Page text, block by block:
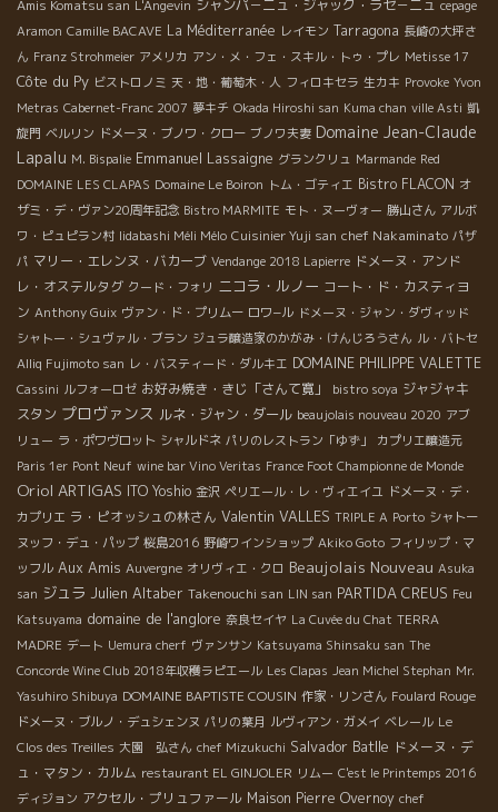
Amis Komatsu san L'Angevin シャンパ－ニュ・ジャック・ラセ－ニュ cepage
Aramon Camille BACAVE La Méditerranée レイモン Tarragona 長崎の大坪さ
ん Franz Strohmeier アメリカ アン・メ・フェ・スキル・トゥ・プレ Metisse 17
Côte du Py ビストロノミ 天・地・葡萄木・人 フィロキセラ 生カキ Provoke Yvon
Metras Cabernet-Franc 2007 夢キチ Okada Hiroshi san Kuma chan ville Asti 凱
旋門 ベルリン ドメーヌ・ブノワ・クロー ブノワ夫妻 Domaine Jean-Claude
Lapalu M. Bispalie Emmanuel Lassaigne グランクリュ Marmande Red
DOMAINE LES CLAPAS Domaine Le Boiron トム・ゴティエ Bistro FLACON オ
ザミ・デ・ヴァン20周年記念 Bistro MARMITE モト・ヌーヴォー 勝山さん アルボ
ワ・ピュピラン村 Iidabashi Méli Mélo Cuisinier Yuji san chef Nakaminato パザ
パ マリー・エレンヌ・バカーブ Vendange 2018 Lapierre ドメーヌ・アンド
レ・オステルタグ クード・フォリ ニコラ・ルノー コート・ド・カスティヨ
ン Anthony Guix ヴァン・ド・プリムー ロワ−ル ドメーヌ・ジャン・ダヴィッド
シャトー・シュヴァル・ブラン ジュラ醸造家のかがみ・けんじろうさん ル・バトセ
Alliq Fujimoto san レ・バスティード・ダルキエ DOMAINE PHILIPPE VALETTE
Cassini ルフォーロゼ お好み焼き・きじ「さんて寛」 bistro soya ジャジャキ
スタン プロヴァンス ルネ・ジャン・ダール beaujolais nouveau 2020 アブ
リュー ラ・ポワヴロット シャルドネ パリのレストラン「ゆず」
カプリエ醸造元
Paris 1er Pont Neuf wine bar Vino Veritas France Foot Championne de Monde
Oriol ARTIGAS ITO Yoshio 金沢 ペリエール・レ・ヴィエイユ ドメーヌ・デ・
カプリエ ラ・ピオッシュの林さん Valentin VALLES TRIPLE A Porto シャトー
ヌッフ・デュ・パップ 桜島2016 野崎ワインショップ Akiko Goto フィリップ・マ
ッフル Aux Amis Auvergne オリヴィエ・クロ Beaujolais Nouveau Asuka
san ジュラ Julien Altaber Takenouchi san LIN san PARTIDA CREUS Feu
Katsuyama domaine de l'anglore 奈良セイヤ La Cuvée du Chat TERRA
MADRE デート Uemura cherf ヴァンサン Katsuyama Shinsaku san The
Concorde Wine Club 2018年収穫ラピエール Les Clapas Jean Michel Stephan Mr.
Yasuhiro Shibuya DOMAINE BAPTISTE COUSIN 作家・リンさん Foulard Rouge
ドメーヌ・ブルノ・デュシェンヌ パリの葉月 ルヴィアン・ガメイ ベレール Le
Clos des Treilles 大園 弘さん chef Mizukuchi Salvador Batlle ドメーヌ・デ
ュ・マタン・カルム restaurant EL GINJOLER リムー C'est le Printemps 2016
ディジョン アクセル・プリュファール Maison Pierre Overnoy chef